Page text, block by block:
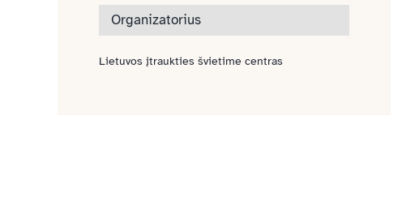
Organizatorius
Lietuvos įtraukties švietime centras